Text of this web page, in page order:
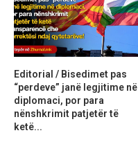
Editorial / Bisedimet pas
“perdeve” janë legjitime në
diplomaci, por para
nënshkrimit patjetër të
ketë...